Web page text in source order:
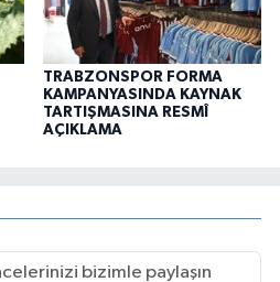
TRABZONSPOR FORMA
KAMPANYASINDA KAYNAK
TARTIŞMASINA RESMÎ
AÇIKLAMA